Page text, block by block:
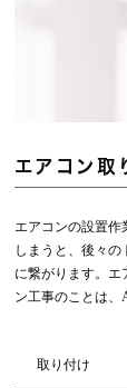
エアコン取
エアコンの設置作
しまうと、後々
に繋がります。エ
ン工事のことは、
取り付け